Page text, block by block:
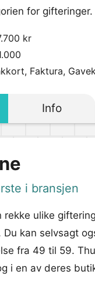
for
kr
Faktura,
Info
i bransjen
rekke ulike
Du kan selvsagt
fra 49 til 59.
i en av deres